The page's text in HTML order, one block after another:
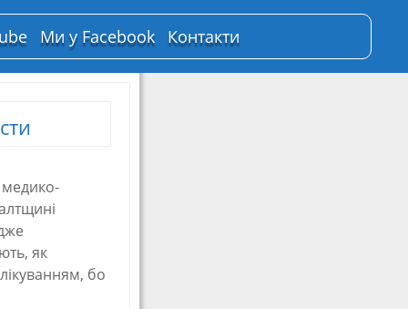
Ми у Facebook Контакти
медико-
як
бо